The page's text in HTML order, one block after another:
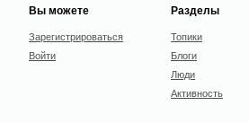
Вы можете
Зарегистрироваться
Войти
Разделы
Топики
Блоги
Люди
Активность